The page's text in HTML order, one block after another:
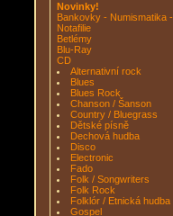
Novinky!
Bankovky - Numismatika -
Notafilie
Betlémy
Blu-Ray
CD
Alternativní rock
Blues
Blues Rock
Chanson / Šanson
Country / Bluegrass
Dětské písně
Dechová hudba
Disco
Electronic
Fado
Folk / Songwriters
Folk Rock
Folklór / Etnická hudba
Gospel